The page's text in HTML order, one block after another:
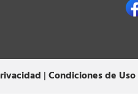
|Condiciones de Uso